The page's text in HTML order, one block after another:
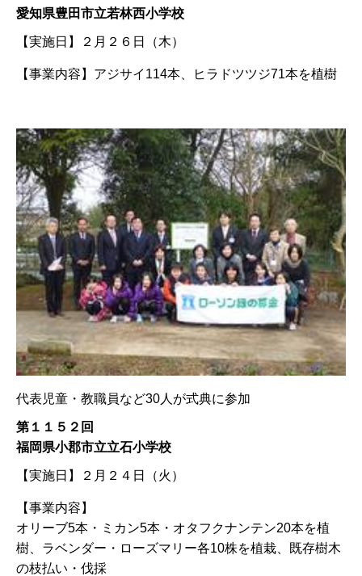
愛知県豊田市立若林西小学校
【実施日】 ２月２６日（木）
【事業内容】 アジサイ114本、ヒラドツツジ71本を植樹
代表児童・教職員など30人が式典に参加
第１１５２回
福岡県小郡市立立石小学校
【実施日】 ２月２４日（火）
【事業内容】
オリーブ5本・ミカン5本・オタフクナンテン20本を植
樹、ラベンダー・ローズマリー各10株を植栽、既存樹木
の枝払い・伐採